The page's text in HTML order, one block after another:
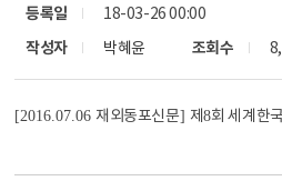
등록일
18-03-26 00:00
작성자
박혜윤 조회수
[2016.07.06 재외동포신문] 제8회 세계한